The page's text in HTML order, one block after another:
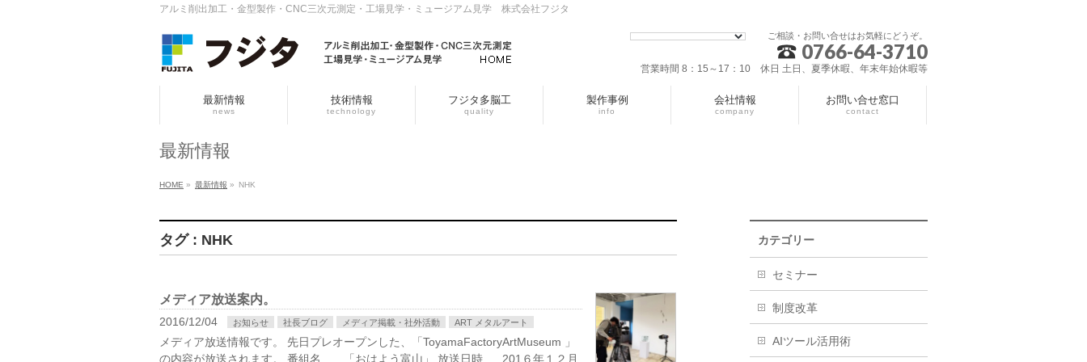
アルミ削出加工・金型製作・CNC三次元測定・工場見学・ミュージアム見学 株式会社フジタ
ご相談・お問い合せはお気軽にどうぞ。
0766-64-3710
営業時間 8：15～17：10 休日 土日、夏季休暇、年末年始休暇等
最新情報
news
技術情報
technology
フジタ多脳工
quality
製作事例
info
会社情報
company
お問い合せ窓口
contact
最新情報
HOME » 最新情報 » NHK
タグ : NHK
メディア放送案内。
2016/12/04 お知らせ 社長ブログ メディア掲載・社外活動 ART メタルアート
メディア放送情報です。 先日プレオープンした、「ToyamaFactoryArtMuseum 」
の内容が放送されます。 番組名 「おはよう富山」 放送日時 201６年１２月
カテゴリー
セミナー
制度改革
AIツール活用術